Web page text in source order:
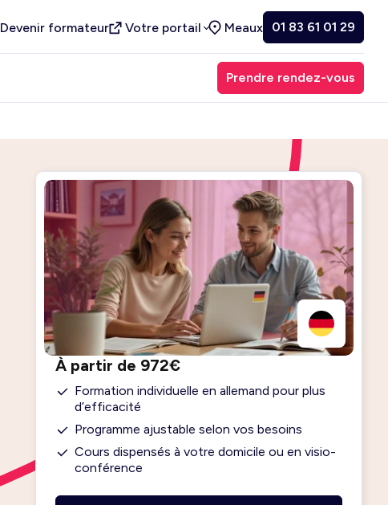
Devenir formateur Votre portail Meaux 01 83 61 01 29
Prendre rendez-vous
À partir de 972€
Formation individuelle en allemand pour plus
d’efficacité
Programme ajustable selon vos besoins
Cours dispensés à votre domicile ou en visio-
conférence